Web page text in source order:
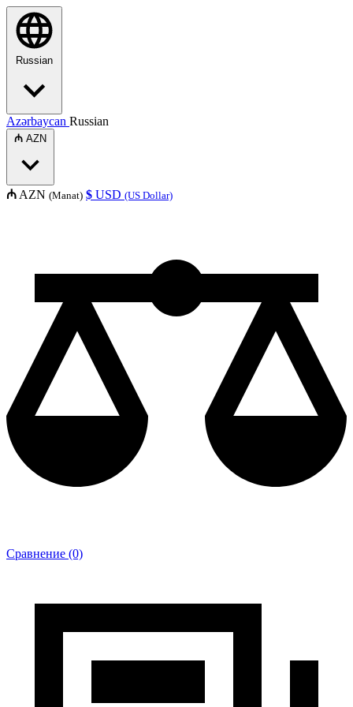
Russian
Azərbaycan Russian
₼ AZN
₼ AZN (Manat) $ USD (US Dollar)
Сравнение (0)